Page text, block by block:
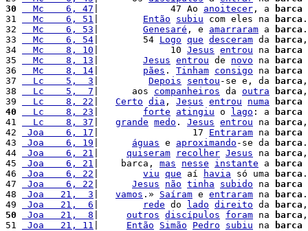
30
  Mc    6, 47
|             47 Ao anoitecer , a
barca
31
  Mc    6, 51
Então subiu com eles na barca
32
  Mc    6, 53
Genesaré , e amarraram a barca .
33
  Mc    6, 54
|        54 Logo que desceram da barca
34
  Mc    8, 10
|             10 Jesus entrou na barca
35
  Mc    8, 13
Jesus entrou de novo na barca
36
  Mc    8, 14
pães . Tinham consigo na barca
37
  Lc    5,  3
Depois sentou -se e, da barca
38
  Lc    5,  7
|      aos companheiros da outra barca
39
  Lc    8, 22
Certo dia , Jesus entrou numa barca
40
  Lc    8, 23
forte atingiu o lago : a barca
41
  Lc    8, 37
grande medo . Jesus entrou na barca
42
Joa    6, 17 |                 17 Entraram na barca
43
Joa    6, 19 águas e aproximando -se da barca
44
Joa    6, 21 quiseram recolher Jesus na barca
45
Joa    6, 21 |    barca, mas nesse instante a
barca
46
Joa    6, 22 viu que aí havia só uma barca
47
Joa    6, 22 Jesus não tinha subido na barca
48
Joa   21,  3 vamos .» Saíram e entraram na barca
49
Joa   21,  6 rede do lado direito da barca
50
Joa   21,  8 outros discípulos foram na barca
51
Joa   21, 11 Então Simão Pedro subiu na barca